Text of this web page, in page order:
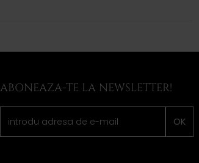
ABONEAZA-TE LA NEWSLETTER!
OK